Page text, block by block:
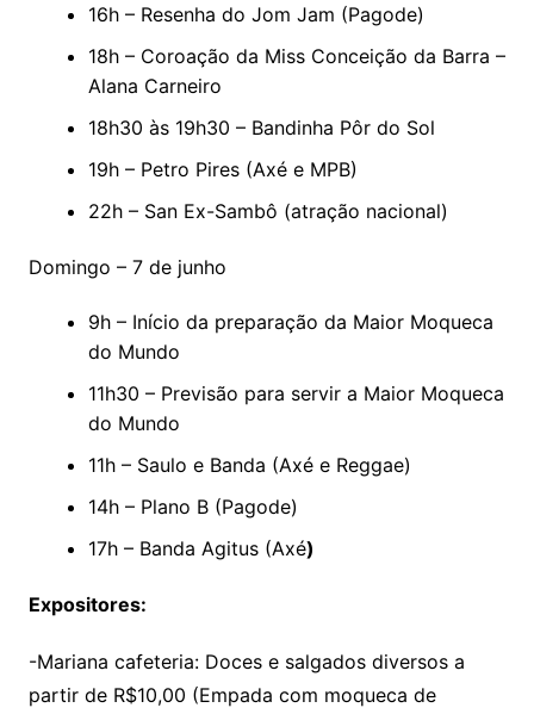
16h – Resenha do Jom Jam (Pagode)
18h – Coroação da Miss Conceição da Barra –
Alana Carneiro
18h30 às 19h30 – Bandinha Pôr do Sol
19h – Petro Pires (Axé e MPB)
22h – San Ex-Sambô (atração nacional)
Domingo – 7 de junho
9h – Início da preparação da Maior Moqueca
do Mundo
11h30 – Previsão para servir a Maior Moqueca
do Mundo
11h – Saulo e Banda (Axé e Reggae)
14h – Plano B (Pagode)
17h – Banda Agitus (Axé)
Expositores:
-Mariana cafeteria: Doces e salgados diversos a
partir de R$10,00 (Empada com moqueca de